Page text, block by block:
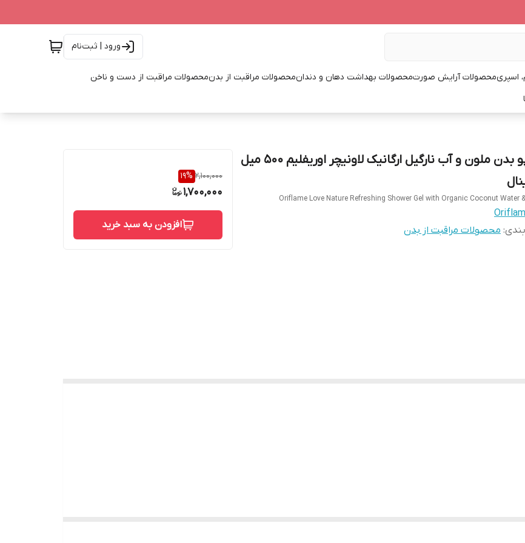
ورود | ثبت‌نام
اسپریمحصولات آرایش صورتمحصولات بهداشت دهان و دندانمحصولات مراقبت از بدنمحصولات مراقبت از دست و ناخن
شامپو بدن ملون و آب نارگیل ارگانیک لاونیچر اوریفلیم 500 میل
Oriflame Love Nature Refreshing Shower Gel with Organic Coconut Water
: محصولات مراقبت از بدن
2,100,000
19%
1,700,000
افزودن به سبد خرید